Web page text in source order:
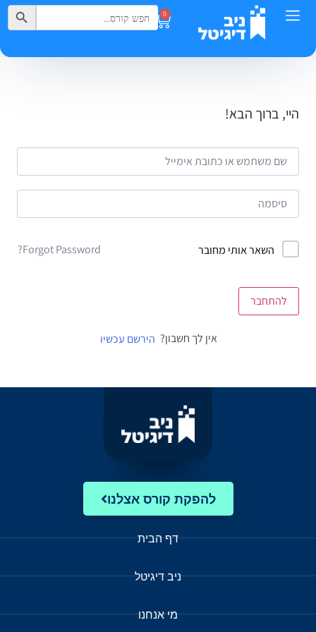
0
Search
for:
Search Button
היי, ברוך הבא!
השאר אותי מחובר Forgot Password?
להתחבר
אין לך חשבון? הירשם עכשיו
להפקת קורס אצלנו
דף הבית
ניב דיגיטל
מי אנחנו